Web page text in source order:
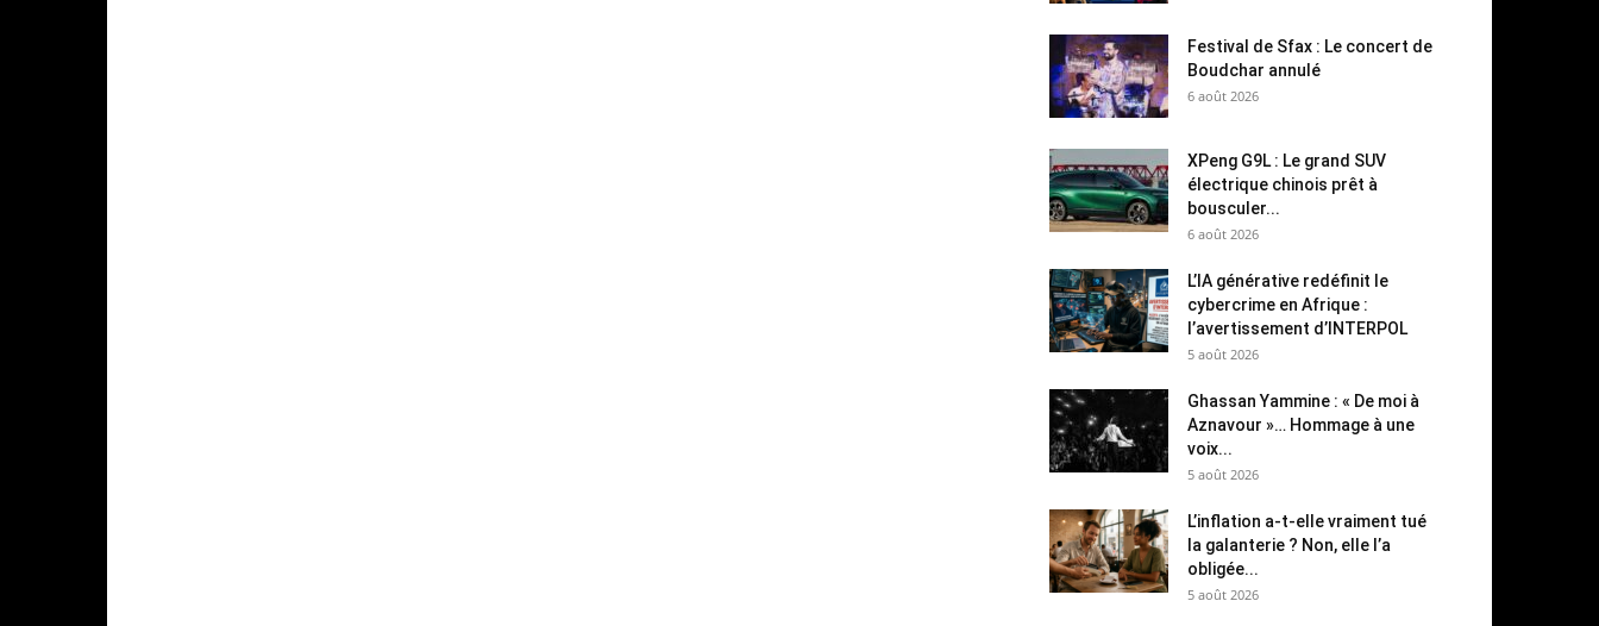
Festival de Sfax : Le concert de
Boudchar annulé
6 août 2026
XPeng G9L : Le grand SUV
électrique chinois prêt à
bousculer...
6 août 2026
L’IA générative redéfinit le
cybercrime en Afrique :
l’avertissement d’INTERPOL
5 août 2026
Ghassan Yammine : « De moi à
Aznavour »… Hommage à une
voix...
5 août 2026
L’inflation a-t-elle vraiment tué
la galanterie ? Non, elle l’a
obligée...
5 août 2026